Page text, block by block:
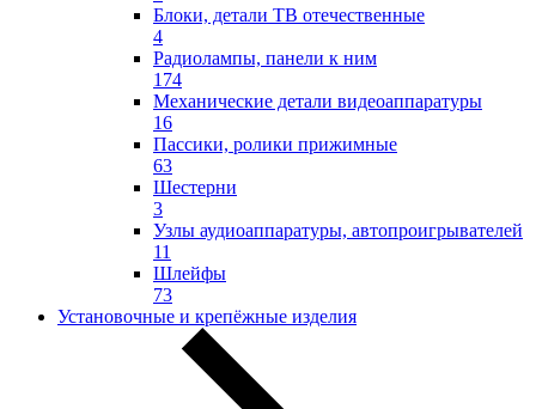
Блоки, детали ТВ отечественные
4
Радиолампы, панели к ним
174
Механические детали видеоаппаратуры
16
Пассики, ролики прижимные
63
Шестерни
3
Узлы аудиоаппаратуры, автопроигрывателей
11
Шлейфы
73
Установочные и крепёжные изделия